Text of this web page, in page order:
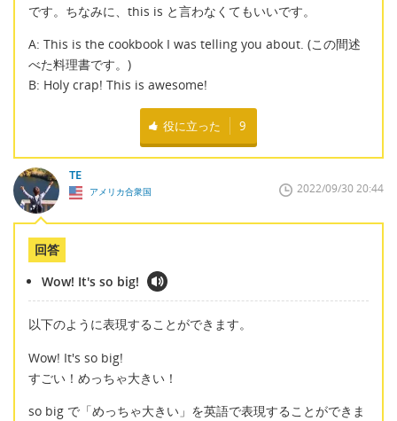
です。ちなみに、this is と言わなくてもいいです。
A: This is the cookbook I was telling you about. (この間述
べた料理書です。)
B: Holy crap! This is awesome!
役に立った 9
TE
アメリカ合衆国 2022/09/30 20:44
回答
Wow! It's so big!
以下のように表現することができます。
Wow! It's so big!
すごい！めっちゃ大きい！
so big で「めっちゃ大きい」を英語で表現することができま